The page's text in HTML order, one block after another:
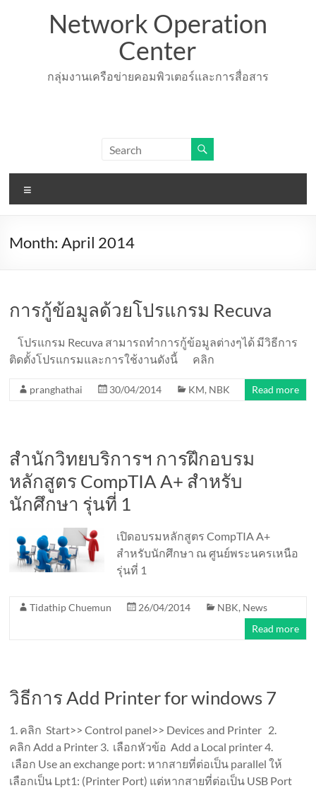
Network Operation
Center
กลุ่มงานเครือข่ายคอมพิวเตอร์เเละการสื่อสาร
Month:April 2014
การกู้ข้อมูลด้วยโปรแกรม Recuva
โปรแกรม Recuva สามารถทำการกู้ข้อมูลต่างๆได้ มีวิธีการ
ติดตั้งโปรแกรมและการใช้งานดังนี้ คลิก
pranghathai 30/04/2014 KM, NBK Read more
สำนักวิทยบริการฯ การฝึกอบรม
หลักสูตร CompTIA A+ สำหรับ
นักศึกษา รุ่นที่ 1
เปิดอบรมหลักสูตร CompTIA A+
สำหรับนักศึกษา ณ ศูนย์พระนครเหนือ
รุ่นที่ 1
Tidathip Chuemun 26/04/2014 NBK, News
Read more
วิธีการ Add Printer for windows 7
1. คลิก Start>> Control panel>> Devices and Printer 2.
คลิก Add a Printer 3. เลือกหัวข้อ Add a Local printer 4.
เลือก Use an exchange port: หากสายที่ต่อเป็น parallel ให้
เลือกเป็น Lpt1: (Printer Port) แต่หากสายที่ต่อเป็น USB Port